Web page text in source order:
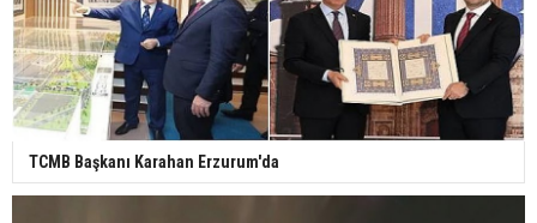
TCMB Başkanı Karahan Erzurum'da